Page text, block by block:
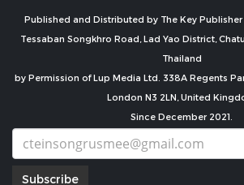
Published and Distributed by The Key Publisher
Tessaban Songkhro Road, Lad Yao District,
Thailand
by Permission of Lup Media Ltd. 338A Regents
London N3 2LN, United
Since December 2021.
Subscribe